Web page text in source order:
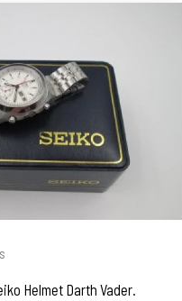
Helmet Darth Vader.